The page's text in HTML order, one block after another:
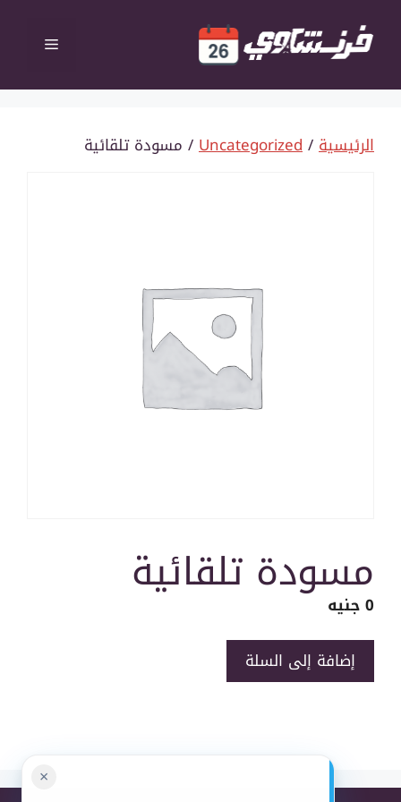
المحتوى القائمة
الرئيسية/
Uncategorized/ مسودة تلقائية
مسودة تلقائية
0جنيه
كمية
مسودة
إضافة إلى السلة
×